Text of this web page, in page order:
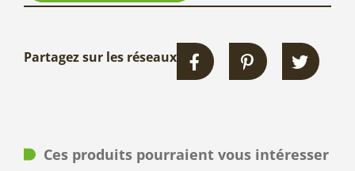
Partagez sur les réseaux
Ces produits pourraient vous intéresser